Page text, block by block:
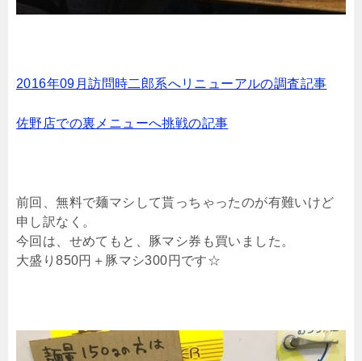
2016年09月訪問時二郎系へリニューアルの調査記事
佐野店での裏メニューへ挑戦の記事
前回、無料で麺マシして貰っちゃったのが有難いけど
申し訳なく。
今回は、せめてもと、豚マシ券も買いました。
大盛り850円＋豚マシ300円です☆